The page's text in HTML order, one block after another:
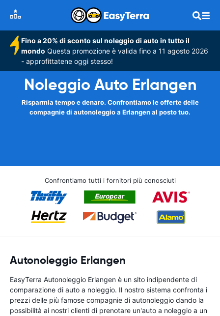
Fino a 20% di sconto sul noleggio di auto in tutto il
mondo Questa promozione è valida fino a 11 agosto 2026
- approfittatene oggi stesso!
Noleggio Auto Erlangen
Risparmia tempo e denaro. Confrontiamo le offerte delle
compagnie di autonoleggio a Erlangen al posto tuo.
Confrontiamo tutti i fornitori più conosciuti
Autonoleggio Erlangen
EasyTerra Autonoleggio Erlangen è un sito indipendente di
comparazione di auto a noleggio. Il nostro sistema confronta i
prezzi delle più famose compagnie di autonoleggio dando la
possibilità ai nostri clienti di prenotare un'auto a noleggio a un